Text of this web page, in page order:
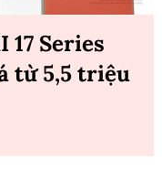
17 Series
từ 5,5 triệu